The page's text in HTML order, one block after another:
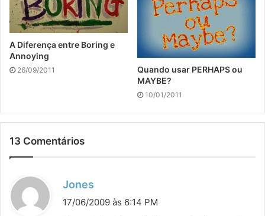
A Diferença entre Boring e
Annoying
26/09/2011
Quando usar PERHAPS ou
MAYBE?
10/01/2011
13 Comentários
Jones
i
17/06/2009 às 6:14 PM